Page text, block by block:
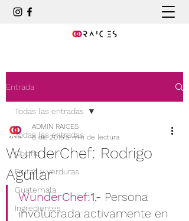
Entrada
Todas las entradas
Cocina
Frutas y verduras
Guatemala
Ingredientes
Todas las entradas
WunderChef: Rodrigo
Aguilar
ADMIN RAICES
8 dic 2016 5 min de lectura
WunderChef:1.- Persona
involucrada activamente en